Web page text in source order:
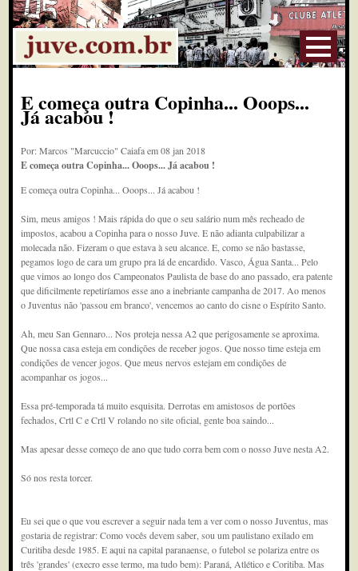
E começa outra Copinha... Ooops...
Já acabou !
Por: Marcos "Marcuccio" Caiafa em 08 jan 2018
E começa outra Copinha... Ooops... Já acabou !
E começa outra Copinha... Ooops... Já acabou !
Sim, meus amigos ! Mais rápida do que o seu salário num mês recheado de
impostos, acabou a Copinha para o nosso Juve. E não adianta culpabilizar a
molecada não. Fizeram o que estava à seu alcance. E, como se não bastasse,
pegamos logo de cara um grupo pra lá de encardido. Vasco, Água Santa... Pelo
que vimos ao longo dos Campeonatos Paulista de base do ano passado, era patente
que dificilmente repetiríamos esse ano a inebriante campanha de 2017. Ao menos
o Juventus não 'passou em branco', vencemos ao canto do cisne o Espírito Santo.
Ah, meu San Gennaro... Nos proteja nessa A2 que perigosamente se aproxima.
Que nossa casa esteja em condições de receber jogos. Que nosso time esteja em
condições de vencer jogos. Que meus nervos estejam em condições de
acompanhar os jogos...
Essa pré-temporada tá muito esquisita. Derrotas em amistosos de portões
fechados, Crtl C e Crtl V rolando no site oficial, gente boa saindo...
Mas apesar desse começo de ano que tudo corra bem com o nosso Juve nesta A2.
Só nos resta torcer.
Eu sei que o que vou escrever a seguir nada tem a ver com o nosso Juventus, mas
gostaria de registrar: Como vocês devem saber, sou um paulistano exilado em
Curitiba desde 1985. E aqui na capital paranaense, o futebol se polariza entre os
três 'grandes' (execro esse termo, ma tudo bem): Paraná, Atlético e Coritiba. Mas